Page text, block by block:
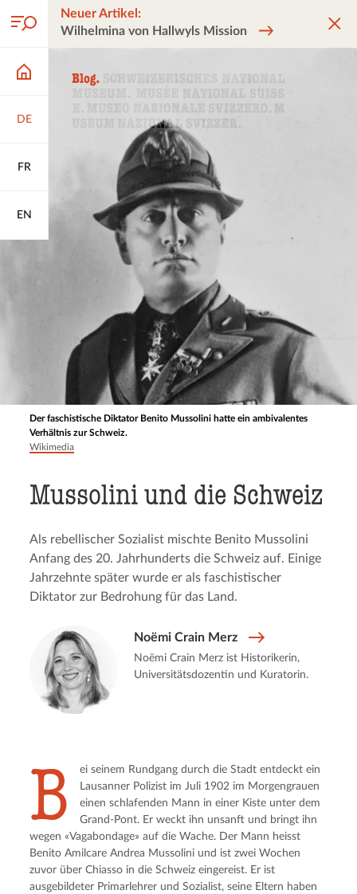
DE
FR
EN
Neuer Artikel:
Wilhelmina von Hallwyls Mission
Der faschistische Diktator Benito Mussolini hatte ein ambivalentes
Verhältnis zur Schweiz.
Wikimedia
Mussolini und die Schweiz
Als rebellischer Sozialist mischte Benito Mussolini
Anfang des 20. Jahrhunderts die Schweiz auf. Einige
Jahrzehnte später wurde er als faschistischer
Diktator zur Bedrohung für das Land.
Noëmi Crain Merz
Noëmi Crain Merz ist Historikerin,
Universitätsdozentin und Kuratorin.
B
ei seinem Rundgang durch die Stadt entdeckt ein
Lausanner Polizist im Juli 1902 im Morgengrauen
einen schlafenden Mann in einer Kiste unter dem
Grand-Pont. Er weckt ihn unsanft und bringt ihn
wegen «Vagabondage» auf die Wache. Der Mann heisst
Benito Amilcare Andrea Mussolini und ist zwei Wochen
zuvor über Chiasso in die Schweiz eingereist. Er ist
ausgebildeter Primarlehrer und Sozialist, seine Eltern haben